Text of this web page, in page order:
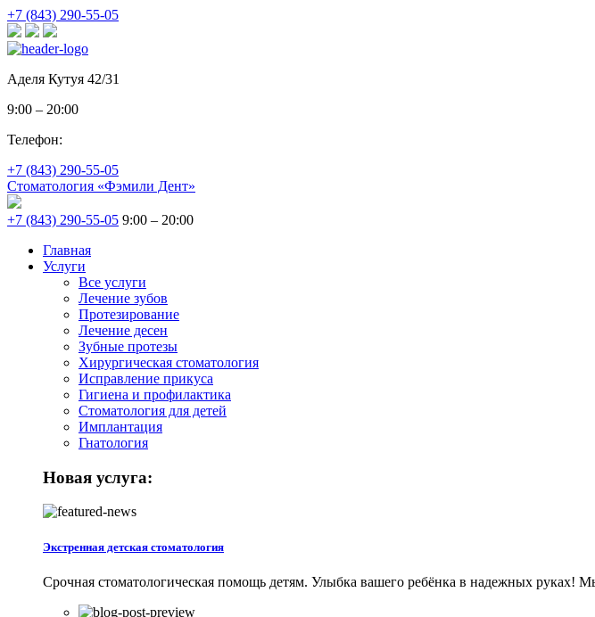
+7 (843) 290-55-05
Аделя Кутуя 42/31
9:00 – 20:00
Телефон:
+7 (843) 290-55-05
Стоматология «Фэмили Дент»
+7 (843) 290-55-05 9:00 – 20:00
Главная
Услуги
Все услуги
Лечение зубов
Протезирование
Лечение десен
Зубные протезы
Хирургическая стоматология
Исправление прикуса
Гигиена и профилактика
Стоматология для детей
Имплантация
Гнатология
Новая услуга:
Экстренная детская стоматология
Срочная стоматологическая помощь детям. Улыбка вашего ребёнка в надежных руках!